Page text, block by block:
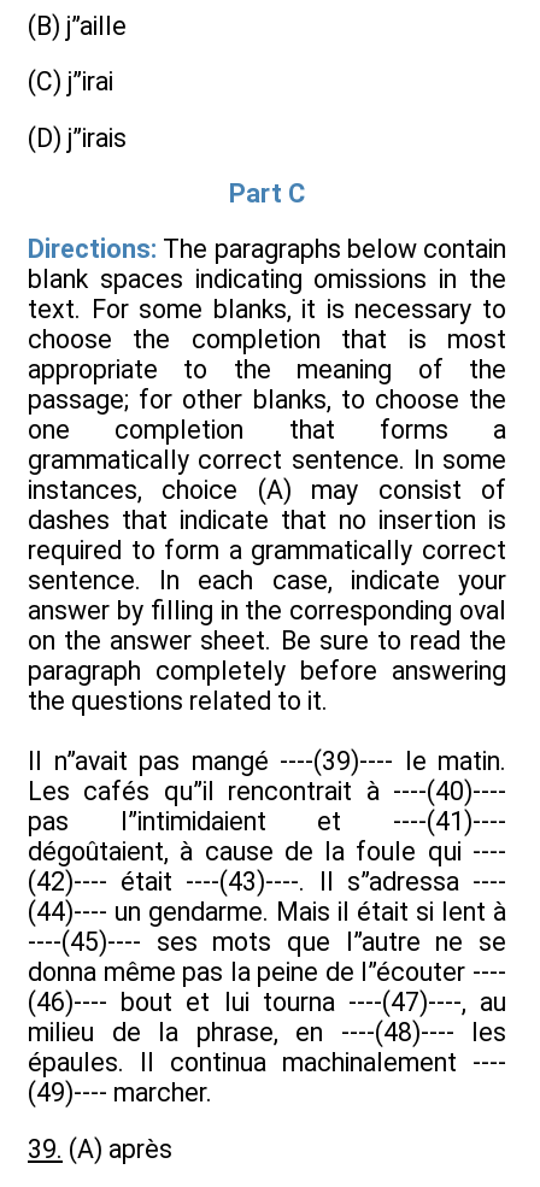
(B) j”aille
(C) j”irai
(D) j”irais
Part C
Directions: The paragraphs below contain
blank spaces indicating omissions in the
text. For some blanks, it is necessary to
choose the completion that is most
appropriate to the meaning of the
passage; for other blanks, to choose the
one completion that forms a
grammatically correct sentence. In some
instances, choice (A) may consist of
dashes that indicate that no insertion is
required to form a grammatically correct
sentence. In each case, indicate your
answer by filling in the corresponding oval
on the answer sheet. Be sure to read the
paragraph completely before answering
the questions related to it.
Il n”avait pas mangé ----(39)---- le matin.
Les cafés qu”il rencontrait à ----(40)----
pas l”intimidaient et ----(41)----
dégoûtaient, à cause de la foule qui ----
(42)---- était ----(43)----. Il s”adressa ----
(44)---- un gendarme. Mais il était si lent à
----(45)---- ses mots que l”autre ne se
donna même pas la peine de l”écouter ----
(46)---- bout et lui tourna ----(47)----, au
milieu de la phrase, en ----(48)---- les
épaules. Il continua machinalement ----
(49)---- marcher.
39. (A) après